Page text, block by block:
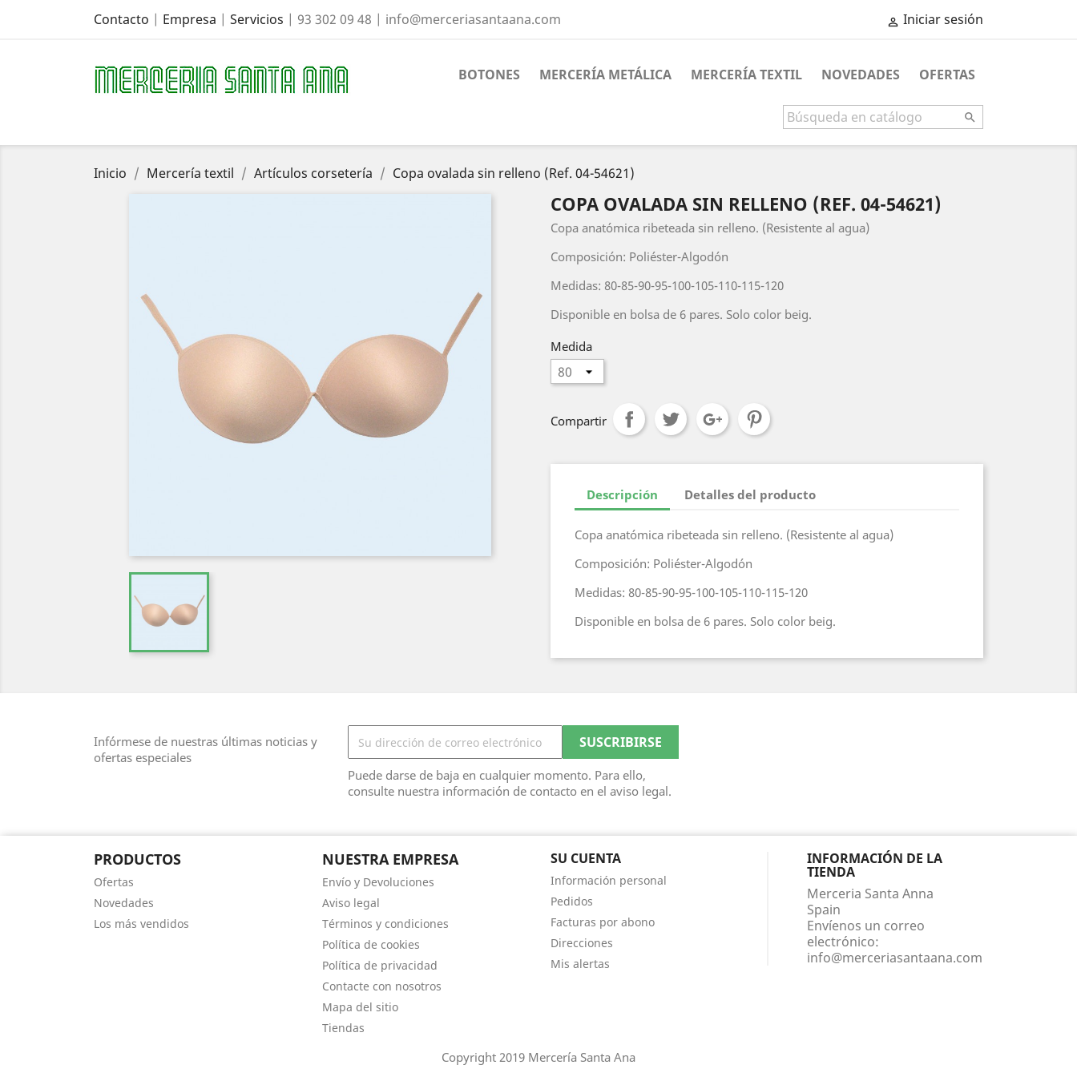
Contacto | Empresa | Servicios | 93 302 09 48 | info@merceriasantaana.com  Iniciar sesión
BOTONES MERCERÍA METÁLICA MERCERÍA TEXTIL NOVEDADES OFERTAS

Inicio Mercería textil Artículos corsetería Copa ovalada sin relleno (Ref. 04-54621)
COPA OVALADA SIN RELLENO (REF. 04-54621)
Copa anatómica ribeteada sin relleno. (Resistente al agua)
Composición: Poliéster-Algodón
Medidas: 80-85-90-95-100-105-110-115-120
Disponible en bolsa de 6 pares. Solo color beig.
Medida
Compartir
Descripción Detalles del producto
Copa anatómica ribeteada sin relleno. (Resistente al agua)
Composición: Poliéster-Algodón
Medidas: 80-85-90-95-100-105-110-115-120
Disponible en bolsa de 6 pares. Solo color beig.
Infórmese de nuestras últimas noticias y
ofertas especiales
Puede darse de baja en cualquier momento. Para ello,
consulte nuestra información de contacto en el aviso legal.
PRODUCTOS
Ofertas
Novedades
Los más vendidos
NUESTRA EMPRESA
Envío y Devoluciones
Aviso legal
Términos y condiciones
Política de cookies
Política de privacidad
Contacte con nosotros
Mapa del sitio
Tiendas
SU CUENTA
Información personal
Pedidos
Facturas por abono
Direcciones
Mis alertas
INFORMACIÓN DE LA
TIENDA
Merceria Santa Anna
Spain
Envíenos un correo
electrónico:
info@merceriasantaana.com
Copyright 2019 Mercería Santa Ana